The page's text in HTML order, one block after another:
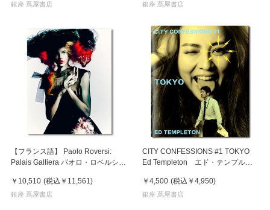
銀座 蔦屋書店 銀座 蔦屋書店
【フランス語】 Paolo Roversi:
Palais Galliera パオロ・ロベルシ
￥10,510 (税込 ￥11,561 )
銀座 蔦屋書店
CITY CONFESSIONS #1 TOKYO
Ed Templeton エド・テンプルト
￥4,500 (税込 ￥4,950)
銀座 蔦屋書店